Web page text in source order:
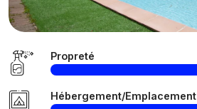
Propreté
Hébergement/Emplacement